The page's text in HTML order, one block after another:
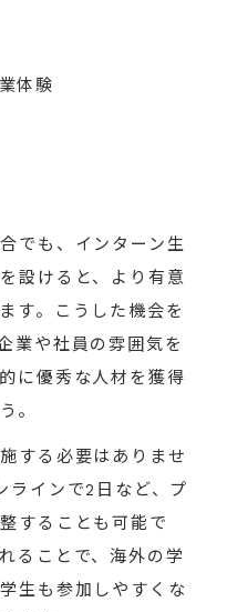
体験
でも、インターン生
設けると、より有意
す。こうした機会を
業や社員の雰囲気を
に優秀な人材を獲得
。
する必要はありませ
ラインで2日など、プ
することも可能で
ることで、海外の学
生も参加しやすくな